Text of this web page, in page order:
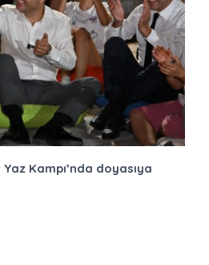
Kampı’nda doyasıya